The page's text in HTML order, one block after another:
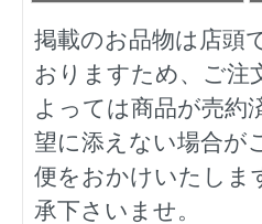
掲載のお品物は店頭
おりますため、ご注
よっては商品が売約
望に添えない場合が
便をおかけいたしま
承下さいませ。